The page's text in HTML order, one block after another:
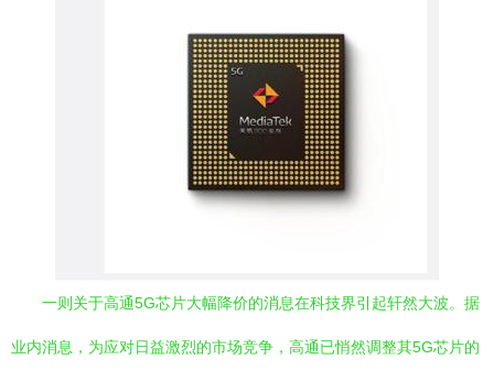
一则关于高通5G芯片大幅降价的消息在科技界引起轩然大波。据
业内消息，为应对日益激烈的市场竞争，高通已悄然调整其5G芯片的